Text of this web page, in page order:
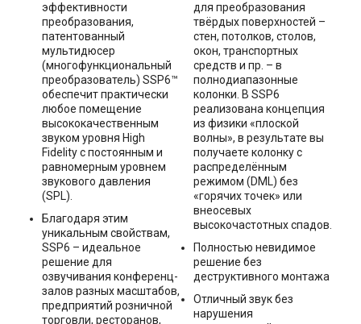
эффективности
преобразования,
патентованный
мультидюсер
(многофункциональный
преобразователь) SSP6™
обеспечит практически
любое помещение
высококачественным
звуком уровня High
Fidelity с постоянным и
равномерным уровнем
звукового давления
(SPL).
Благодаря этим
уникальным свойствам,
SSP6 – идеальное
решение для
озвучивания конференц-
залов разных масштабов,
предприятий розничной
торговли, ресторанов,
для преобразования
твёрдых поверхностей –
стен, потолков, столов,
окон, транспортных
средств и пр. – в
полнодиапазонные
колонки. В SSP6
реализована концепция
из физики «плоской
волны», в результате вы
получаете колонку с
распределённым
режимом (DML) без
«горячих точек» или
внеосевых
высокочастотных спадов.
Полностью невидимое
решение без
деструктивного монтажа
Отличный звук без
нарушения